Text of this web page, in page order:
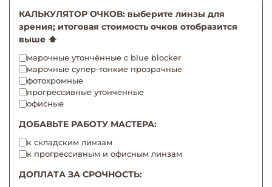
КАЛЬКУЛЯТОР ОЧКОВ: выберите линзы для
зрения; итоговая стоимость очков отобразится
выше ⬆️
марочные утончённые с blue blocker
марочные супер-тонкие прозрачные
фотохромные
прогрессивные утонченные
офисные
ДОБАВЬТЕ РАБОТУ МАСТЕРА:
к складским линзам
к прогрессивным и офисным линзам
ДОПЛАТА ЗА СРОЧНОСТЬ: